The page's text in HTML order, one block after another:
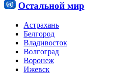
Остальной мир
Астрахань
Белгород
Владивосток
Волгоград
Воронеж
Ижевск